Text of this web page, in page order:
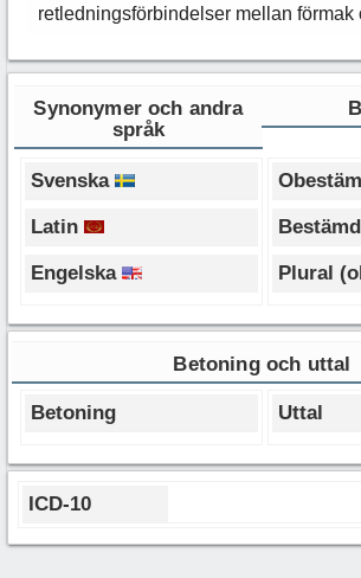
retledningsförbindelser mellan förmak
Synonymer och andra
språk
Svenska
Latin
Engelska Plural
Betoning och uttal
Betoning Uttal
ICD-10